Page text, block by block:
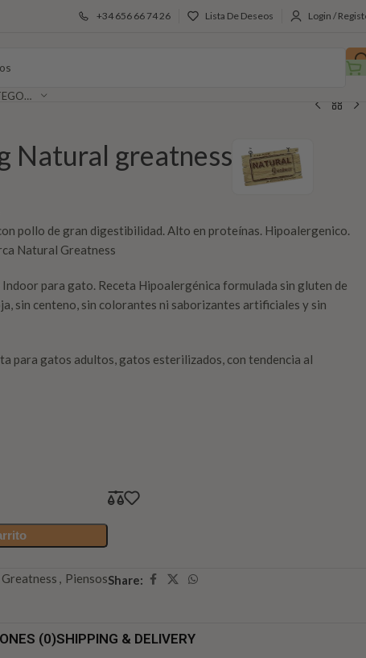
+34 656 66 74 26 Lista De Deseos Login /
SELECCIONAR CATEGORÍA
Natural greatness
pollo de gran digestibilidad. Alto en proteínas. Hipoalergenico.
Natural Greatness
para gato. Receta Hipoalergénica formulada sin gluten de
sin centeno, sin colorantes ni saborizantes artificiales y sin
para gatos adultos, gatos esterilizados, con tendencia al
, PiensosShare:
(0)SHIPPING & DELIVERY